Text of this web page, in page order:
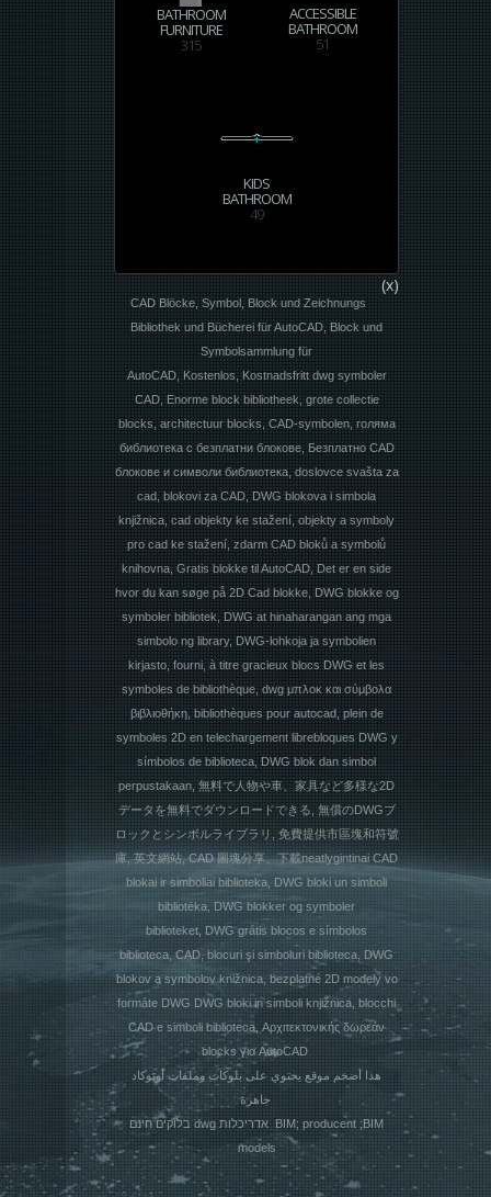
BATHROOM
FURNITURE
315
ACCESSIBLE
BATHROOM
51
KIDS
BATHROOM
49
(x)
CAD Blöcke, Symbol, Block und Zeichnungs
Bibliothek und Bücherei für AutoCAD, Block und
Symbolsammlung für
AutoCAD, Kostenlos, Kostnadsfritt dwg symboler
CAD, Enorme block bibliotheek, grote collectie
blocks, architectuur blocks, CAD-symbolen, голяма
библиотека с безплатни блокове, Безплатно CAD
блокове и символи библиотека, doslovce svašta za
cad, blokovi za CAD, DWG blokova i simbola
knjižnica, cad objekty ke stažení, objekty a symboly
pro cad ke stažení, zdarm CAD bloků a symbolů
knihovna, Gratis blokke til AutoCAD, Det er en side
hvor du kan søge på 2D Cad blokke, DWG blokke og
symboler bibliotek, DWG at hinaharangan ang mga
simbolo ng library, DWG-lohkoja ja symbolien
kirjasto, fourni, à titre gracieux blocs DWG et les
symboles de bibliothèque, dwg μπλοκ και σύμβολα
βιβλιοθήκη, bibliothèques pour autocad, plein de
symboles 2D en telechargement librebloques DWG y
símbolos de biblioteca, DWG blok dan simbol
perpustakaan, 無料で人物や車、家具など多様な2D
データを無料でダウンロードできる, 無償のDWGブ
ロックとシンボルライブラリ, 免費提供市區塊和符號
庫, 英文網站, CAD 圖塊分享、下載neatlygintinai CAD
blokai ir simboliai biblioteka, DWG bloki un simboli
bibliotēka, DWG blokker og symboler
biblioteket, DWG grátis blocos e símbolos
biblioteca, CAD, blocuri şi simboluri biblioteca, DWG
blokov a symbolov knižnica, bezplatné 2D modely vo
formáte DWG DWG bloki in simboli knjižnica, blocchi
CAD e simboli biblioteca, Αρχιτεκτονικής δωρεάν
blocks για AutoCAD
هذا أضخم موقع يحتوي على بلوكات وملفات أوتوكاد
בלוקים חינם dwg אדריכלות BIM; producent ;BIM
models